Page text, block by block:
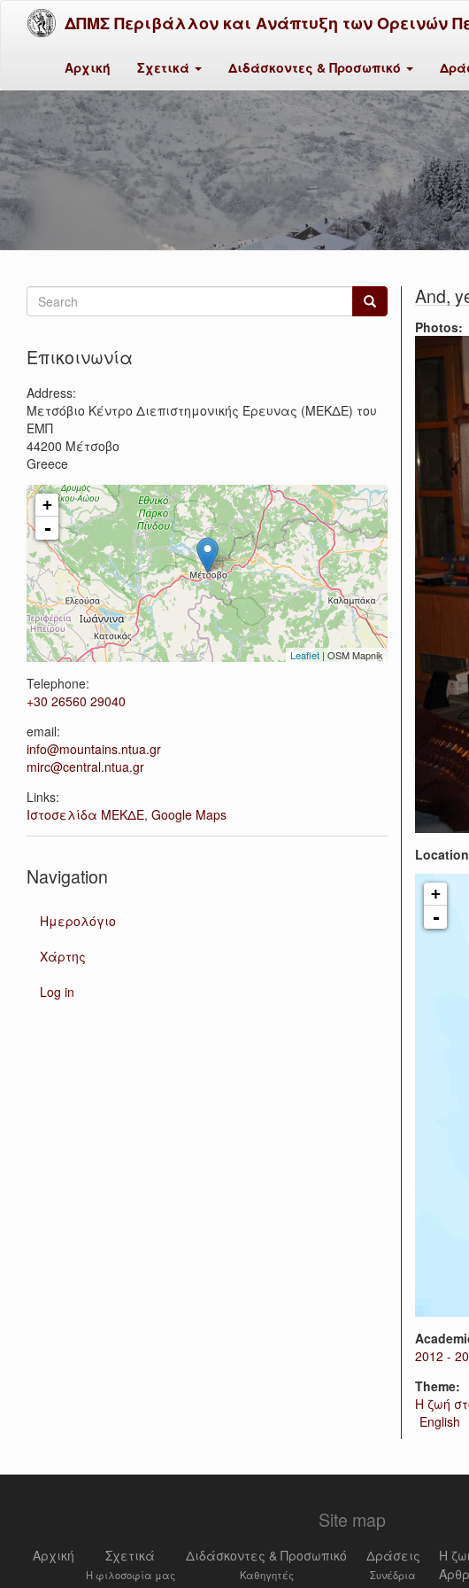
ΔΠΜΣ Περιβάλλον και Ανάπτυξη των Ορεινών
Αρχική Σχετικά Διδάσκοντες & Προσωπικό
And,
Photos:
+
-
2012 -
Theme:
Η ζωή
English
Search
form
Επικοινωνία
Address:
Μετσόβιο Κέντρο Διεπιστημονικής Έρευνας (ΜΕΚΔΕ) του
ΕΜΠ
44200 Μέτσοβο
Greece
+
-
Leaflet | OSM Mapnik
Telephone:
+30 26560 29040
email:
info@mountains.ntua.gr
mirc@central.ntua.gr
Links:
Ιστοσελίδα ΜΕΚΔΕ, Google Maps
Navigation
Ημερολόγιο
Χάρτης
Log in
Site map
Αρχική Σχετικά
Η φιλοσοφία μας
Διδάσκοντες & Προσωπικό
Καθηγητές
Δράσεις
Συνέδρια
Η